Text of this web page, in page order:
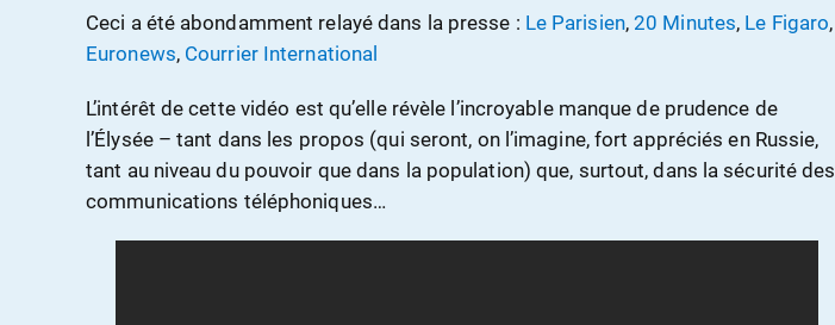
Ceci a été abondamment relayé dans la presse : Le Parisien,20 Minutes, Le Figaro,
Euronews, Courrier International
L’intérêt de cette vidéo est qu’elle révèle l’incroyable manque de prudence de
l’Élysée – tant dans les propos (qui seront, on l’imagine, fort appréciés en Russie,
tant au niveau du pouvoir que dans la population) que, surtout, dans la sécurité des
communications téléphoniques…